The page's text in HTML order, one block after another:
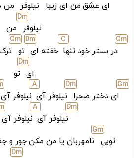
ای عشق من ای زیبا نیلوفر من
نیلوفر
Dm
من
Gm
در بستر خود تنها
C
خفته ای
Dm
تو
Gm
ای
Dm
تو
Gm
ای دختر صحرا
Dm
نیلوفر آی
A
نیلوفر آی
Dm
نیلوفر آی
A
نیلوفر آی
تویی
Gm
نامهربان یا من مکن جور و
Dm